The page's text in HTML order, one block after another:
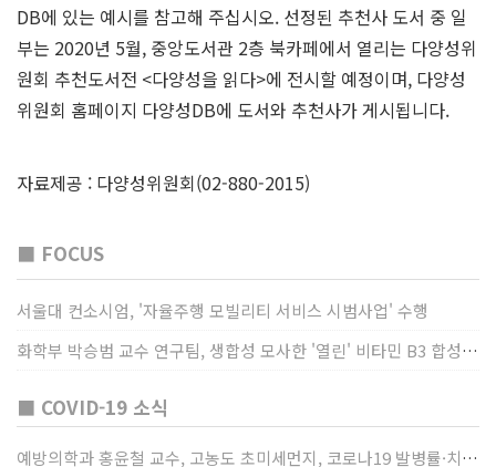
DB에 있는 예시를 참고해 주십시오. 선정된 추천사 도서 중 일
부는 2020년 5월, 중앙도서관 2층 북카페에서 열리는 다양성위
원회 추천도서전 <다양성을 읽다>에 전시할 예정이며, 다양성
위원회 홈페이지 다양성DB에 도서와 추천사가 게시됩니다.
자료제공 : 다양성위원회(02-880-2015)
■ FOCUS
서울대 컨소시엄, '자율주행 모빌리티 서비스 시범사업' 수행
화학부 박승범 교수 연구팀, 생합성 모사한 '열린' 비타민 B3 합성법 개발
■ COVID-19 소식
예방의학과 홍윤철 교수, 고농도 초미세먼지, 코로나19 발병률·치명률 높인다